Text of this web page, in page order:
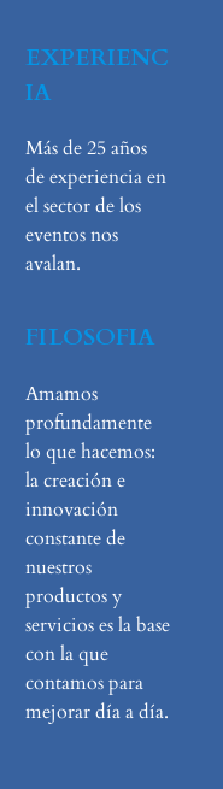
EXPERIENC
IA
Más de 25 años
de experiencia en
el sector de los
eventos nos
avalan.
FILOSOFIA
Amamos
profundamente
lo que hacemos:
la creación e
innovación
constante de
nuestros
productos y
servicios es la base
con la que
contamos para
mejorar día a día.